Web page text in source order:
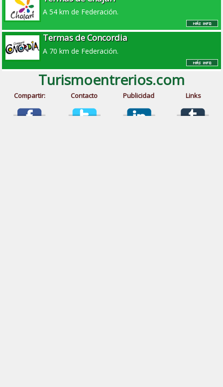
A 54 km de Federación.
Termas de Concordia
A 70 km de Federación.
Turismoentrerios.com
Compartir: Contacto Publicidad Links